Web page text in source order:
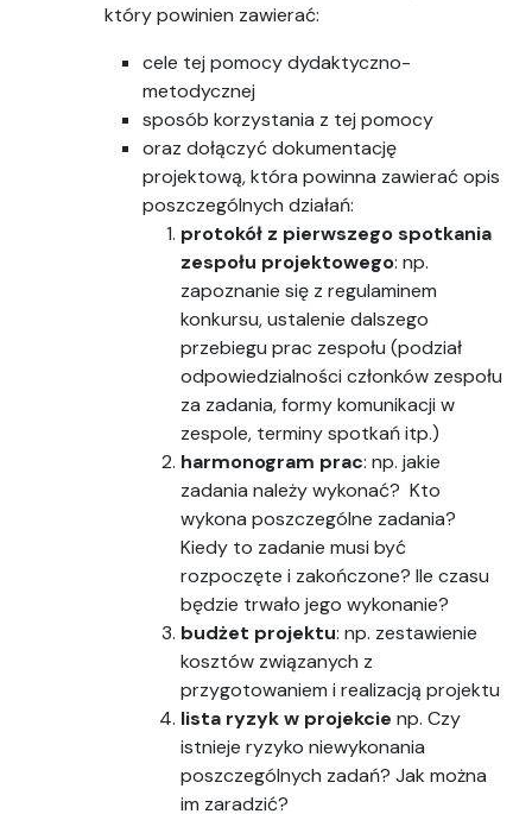
który powinien zawierać:
cele tej pomocy dydaktyczno-
metodycznej
sposób korzystania z tej pomocy
oraz dołączyć dokumentację
projektową, która powinna zawierać opis
poszczególnych działań:
protokół z pierwszego spotkania
zespołu projektowego: np.
zapoznanie się z regulaminem
konkursu, ustalenie dalszego
przebiegu prac zespołu (podział
odpowiedzialności członków zespołu
za zadania, formy komunikacji w
zespole, terminy spotkań itp.)
harmonogram prac: np. jakie
zadania należy wykonać? Kto
wykona poszczególne zadania?
Kiedy to zadanie musi być
rozpoczęte i zakończone? Ile czasu
będzie trwało jego wykonanie?
budżet projektu: np. zestawienie
kosztów związanych z
przygotowaniem i realizacją projektu
lista ryzyk w projekcie np. Czy
istnieje ryzyko niewykonania
poszczególnych zadań? Jak można
im zaradzić?